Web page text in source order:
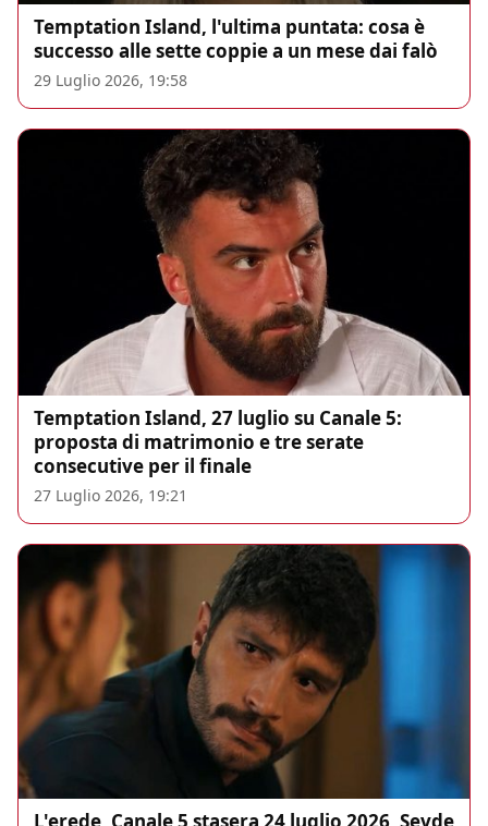
Temptation Island, l'ultima puntata: cosa è
successo alle sette coppie a un mese dai falò
29 Luglio 2026, 19:58
Temptation Island, 27 luglio su Canale 5:
proposta di matrimonio e tre serate
consecutive per il finale
27 Luglio 2026, 19:21